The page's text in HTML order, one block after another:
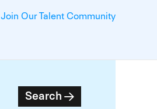
Join Our Talent Community
Search